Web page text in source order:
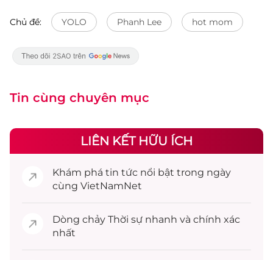
Chủ đề: YOLO Phanh Lee hot mom
Tin cùng chuyên mục
LIÊN KẾT HỮU ÍCH
Khám phá tin tức nổi bật trong ngày
cùng VietNamNet
Dòng chảy Thời sự nhanh và chính xác
nhất